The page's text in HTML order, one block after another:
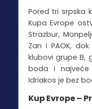
Pored tri srpska
Kupa Evrope
Strazbur,
Zan i PAOK,
klubovi grupe B,
boda i
Idriakos je bez
Kup Evrope –